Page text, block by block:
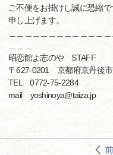
ご不便をお掛けし誠に恐縮
申し上げます。
昭恋館よ志のや STAFF
〒627-0201 京都府京丹後
TEL 0772-75-2284
mail yoshinoya@taiza.jp